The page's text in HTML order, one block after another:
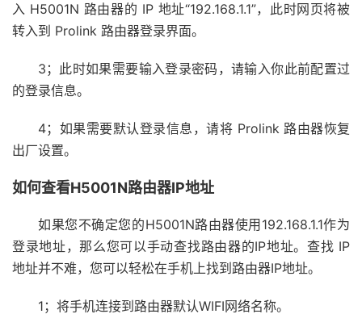
入 H5001N 路由器的 IP 地址“192.168.1.1”，此时网页将被
转入到 Prolink 路由器登录界面。
3；此时如果需要输入登录密码，请输入你此前配置过
的登录信息。
4；如果需要默认登录信息，请将 Prolink 路由器恢复
出厂设置。
如何查看H5001N路由器IP地址
如果您不确定您的H5001N路由器使用192.168.1.1作为
登录地址，那么您可以手动查找路由器的IP地址。查找 IP
地址并不难，您可以轻松在手机上找到路由器IP地址。
1；将手机连接到路由器默认WIFI网络名称。